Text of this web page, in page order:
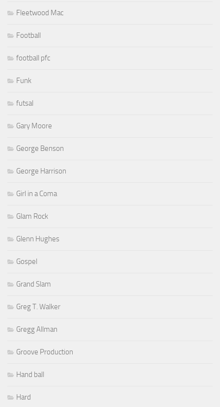
Fleetwood Mac
Football
football pfc
Funk
futsal
Gary Moore
George Benson
George Harrison
Girl in a Coma
Glam Rock
Glenn Hughes
Gospel
Grand Slam
Greg T. Walker
Gregg Allman
Groove Production
Hand ball
Hard